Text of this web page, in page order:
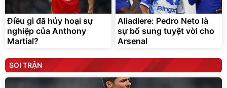
Điều gì đã hủy hoại sự
nghiệp của Anthony
Martial?
Aliadiere: Pedro Neto là
sự bổ sung tuyệt vời cho
Arsenal
SOI TRẬN